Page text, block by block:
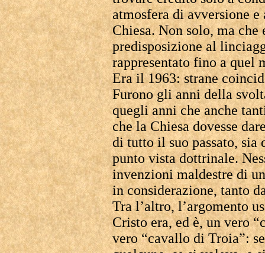
atmosfera di avversione
Chiesa. Non solo, ma che
predisposizione al
rappresentato fino a quel
Era il 1963: strane
Furono gli anni della
quegli anni che anche
che la Chiesa dovesse
di tutto il suo passato, sia
punto vista dottrinale.
invenzioni maldestre di
in considerazione, tanto
Tra l’altro, l’argomento
Cristo era, ed è, un vero
vero “cavallo di Troia”: